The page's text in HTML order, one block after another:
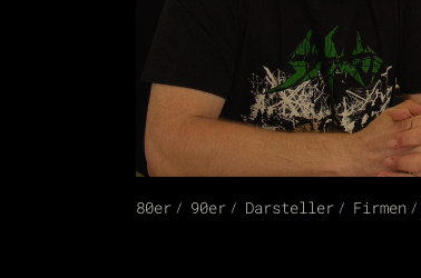
80er 90er Darsteller Firmen